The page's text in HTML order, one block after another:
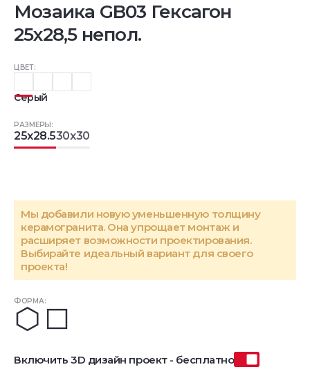
Мозаика GB03 Гексагон
25x28,5 непол.
ЦВЕТ:
Серый
ФОРМА:
РАЗМЕРЫ:
25x28.530x30
Мы добавили новую уменьшенную толщину
керамогранита. Она упрощает монтаж и
расширяет возможности проектирования.
Выбирайте идеальный вариант для своего
проекта!
Включить 3D дизайн проект - бесплатно